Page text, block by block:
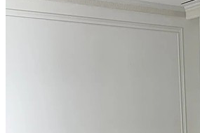
Укладка модульного паркета с